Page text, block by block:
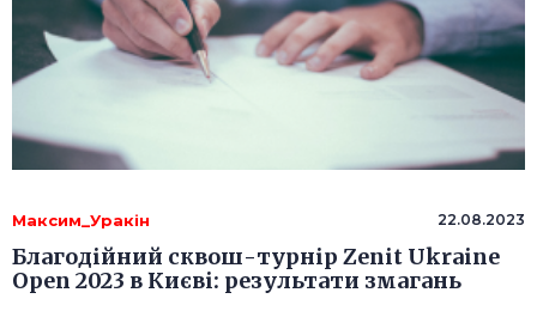
Максим_Уракін 22.08.2023
Благодійний сквош-турнір Zenit Ukraine
Open 2023 в Києві: результати змагань